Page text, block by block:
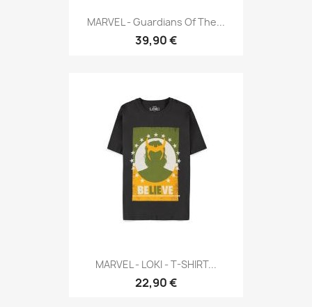
MARVEL - Guardians Of The...
39,90 €
MARVEL - LOKI - T-SHIRT...
22,90 €